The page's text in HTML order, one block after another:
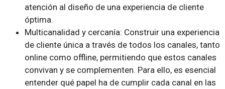
atención al diseño de una experiencia de cliente
óptima.
Multicanalidad y cercanía: Construir una experiencia
de cliente única a través de todos los canales, tanto
online como offline, permitiendo que estos canales
convivan y se complementen. Para ello, es esencial
entender qué papel ha de cumplir cada canal en las